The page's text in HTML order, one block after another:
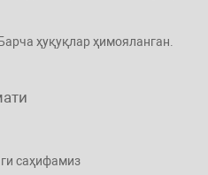
ҳуқуқлар ҳимояланган.
саҳифамиз